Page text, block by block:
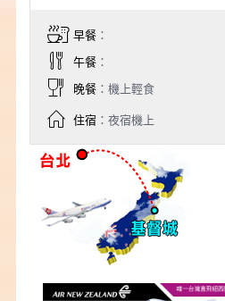
早餐：
午餐：
晚餐：機上輕食
住宿：夜宿機上